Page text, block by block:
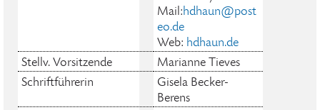
Mail:hdhaun@post
eo.de
Web: hdhaun.de
Stellv. Vorsitzende
Marianne Tieves
Schriftführerin
Gisela Becker-
Berens